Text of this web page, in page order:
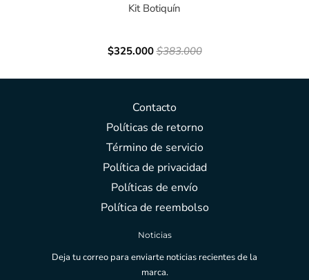
Kit Botiquín
$325.000 $383.000
Contacto
Políticas de retorno
Término de servicio
Política de privacidad
Políticas de envío
Política de reembolso
Noticias
Deja tu correo para enviarte noticias recientes de la
marca.